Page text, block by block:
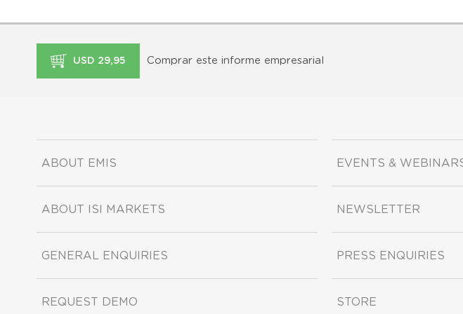
USD 29,95 Comprar este informe empresarial
ABOUT EMIS
ABOUT ISI MARKETS
GENERAL ENQUIRIES
REQUEST DEMO
EVENTS &
NEWSLETTER
PRESS ENQUIRIES
STORE